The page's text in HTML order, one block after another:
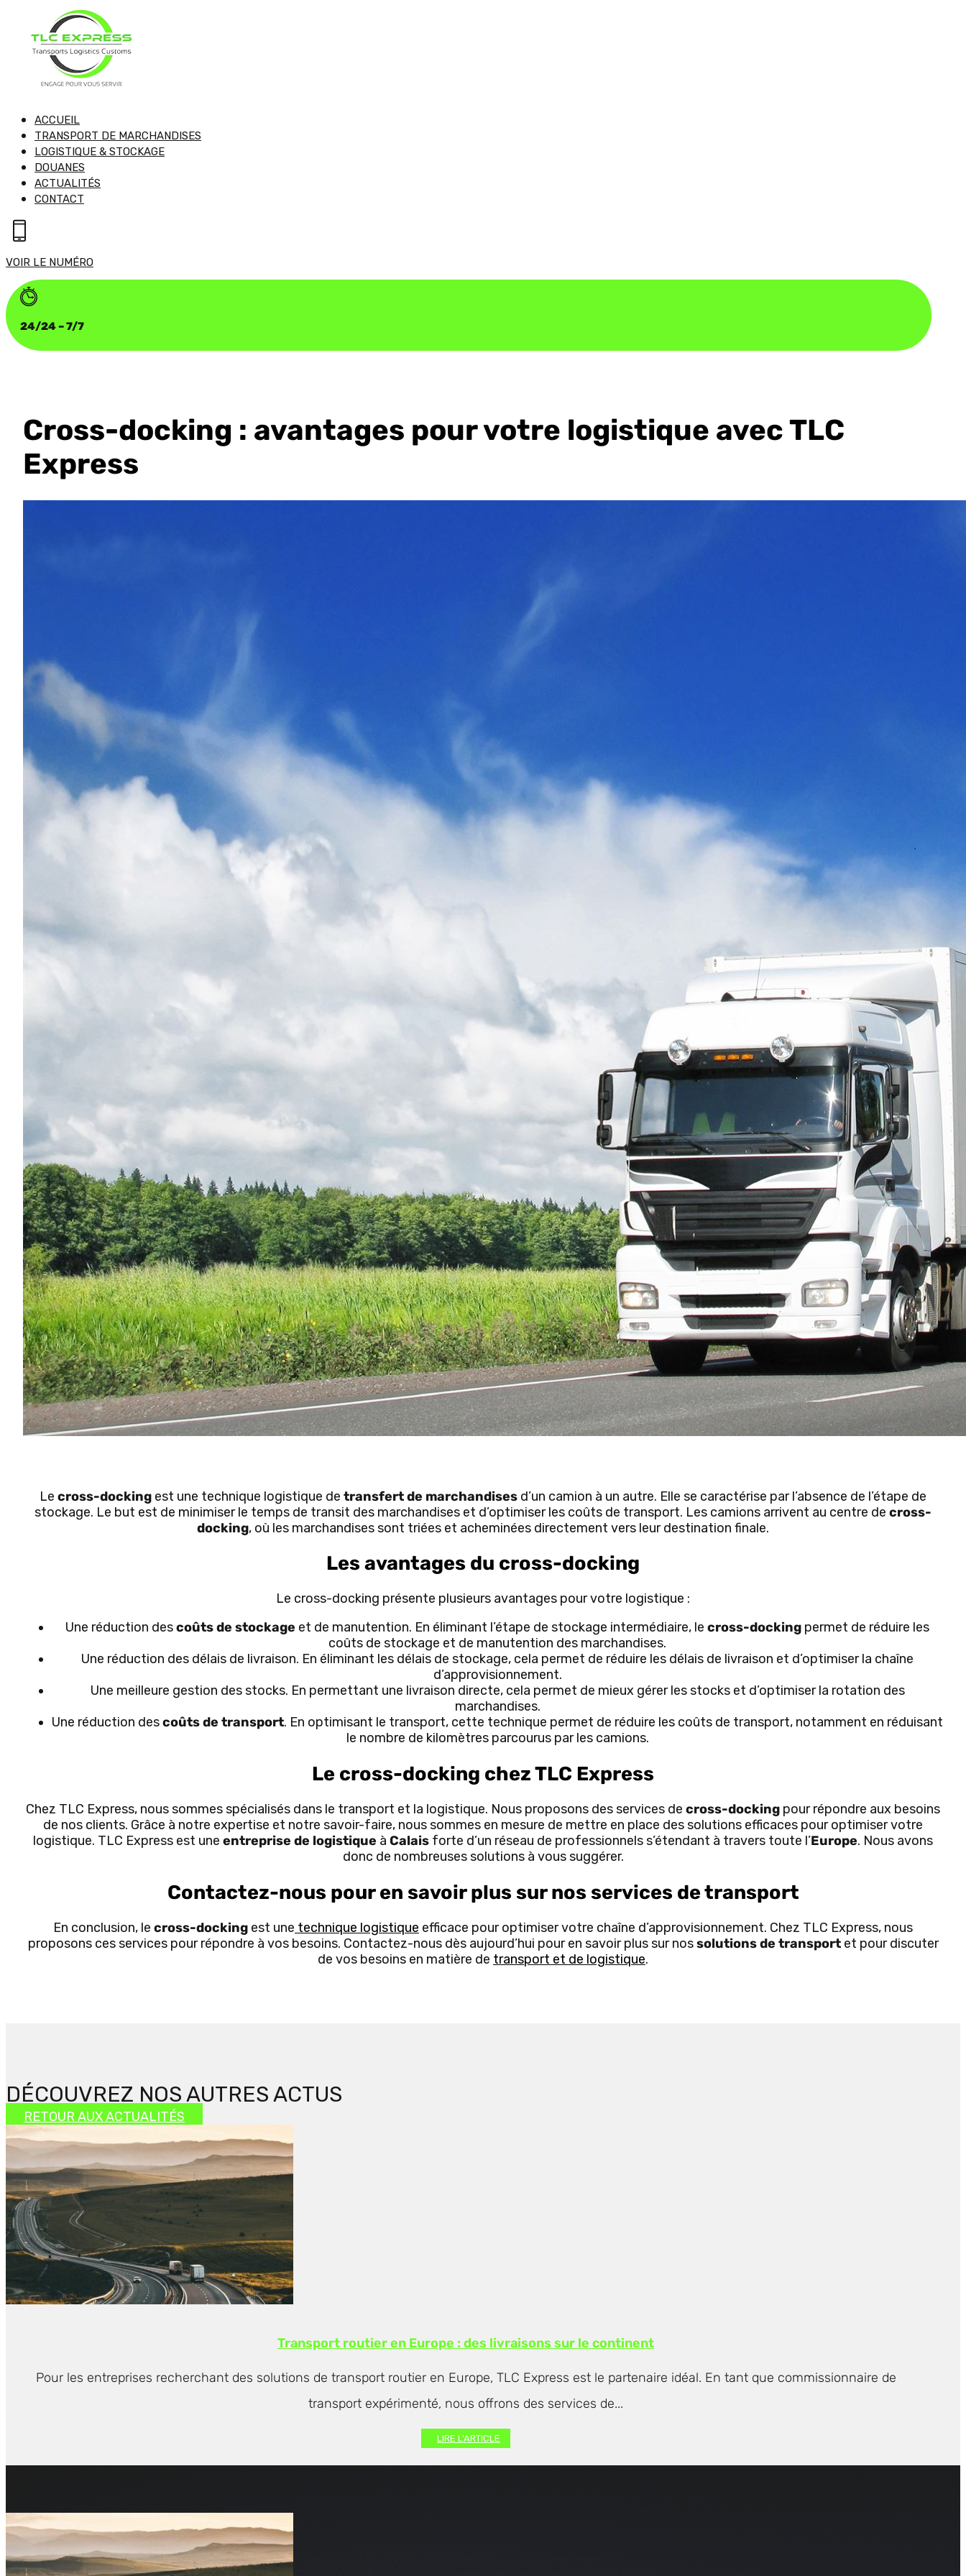
ACCUEIL
TRANSPORT DE MARCHANDISES
LOGISTIQUE & STOCKAGE
DOUANES
ACTUALITÉS
CONTACT
VOIR LE NUMÉRO
24/24 – 7/7
Cross-docking : avantages pour votre logistique avec TLC
Express
Le cross-docking est une technique logistique de transfert de marchandises d’un camion à un autre. Elle se caractérise par l’absence de l’étape de
stockage. Le but est de minimiser le temps de transit des marchandises et d’optimiser les coûts de transport. Les camions arrivent au centre de cross-
docking, où les marchandises sont triées et acheminées directement vers leur destination finale.
Les avantages du cross-docking
Le cross-docking présente plusieurs avantages pour votre logistique :
Une réduction descoûts de stockage et de manutention. En éliminant l’étape de stockage intermédiaire, le cross-docking permet de réduire les
coûts de stockage et de manutention des marchandises.
Une réduction des délais de livraison. En éliminant les délais de stockage, cela permet de réduire les délais de livraison et d’optimiser la chaîne
d’approvisionnement.
Une meilleure gestion des stocks. En permettant une livraison directe, cela permet de mieux gérer les stocks et d’optimiser la rotation des
marchandises.
Une réduction descoûts de transport. En optimisant le transport, cette technique permet de réduire les coûts de transport, notamment en réduisant
le nombre de kilomètres parcourus par les camions.
Le cross-docking chez TLC Express
Chez TLC Express, nous sommes spécialisés dans le transport et la logistique. Nous proposons des services de cross-docking pour répondre aux besoins
de nos clients. Grâce à notre expertise et notre savoir-faire, nous sommes en mesure de mettre en place des solutions efficaces pour optimiser votre
logistique. TLC Express est une entreprise de logistique à Calais forte d’un réseau de professionnels s’étendant à travers toute l’Europe. Nous avons
donc de nombreuses solutions à vous suggérer.
Contactez-nous pour en savoir plus sur nos services de transport
En conclusion, le cross-docking est une technique logistique efficace pour optimiser votre chaîne d’approvisionnement. Chez TLC Express, nous
proposons ces services pour répondre à vos besoins. Contactez-nous dès aujourd’hui pour en savoir plus sur nossolutions de transportet pour discuter
de vos besoins en matière de transport et de logistique.
DÉCOUVREZ NOS AUTRES ACTUS
RETOUR AUX ACTUALITÉS
Transport routier en Europe : des livraisons sur le continent
Pour les entreprises recherchant des solutions de transport routier en Europe, TLC Express est le partenaire idéal. En tant que commissionnaire de
transport expérimenté, nous offrons des services de...
LIRE L'ARTICLE